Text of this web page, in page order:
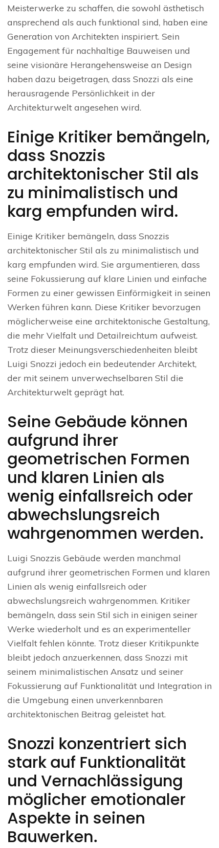
Meisterwerke zu schaffen, die sowohl ästhetisch
ansprechend als auch funktional sind, haben eine
Generation von Architekten inspiriert. Sein
Engagement für nachhaltige Bauweisen und
seine visionäre Herangehensweise an Design
haben dazu beigetragen, dass Snozzi als eine
herausragende Persönlichkeit in der
Architekturwelt angesehen wird.
Einige Kritiker bemängeln,
dass Snozzis
architektonischer Stil als
zu minimalistisch und
karg empfunden wird.
Einige Kritiker bemängeln, dass Snozzis
architektonischer Stil als zu minimalistisch und
karg empfunden wird. Sie argumentieren, dass
seine Fokussierung auf klare Linien und einfache
Formen zu einer gewissen Einförmigkeit in seinen
Werken führen kann. Diese Kritiker bevorzugen
möglicherweise eine architektonische Gestaltung,
die mehr Vielfalt und Detailreichtum aufweist.
Trotz dieser Meinungsverschiedenheiten bleibt
Luigi Snozzi jedoch ein bedeutender Architekt,
der mit seinem unverwechselbaren Stil die
Architekturwelt geprägt hat.
Seine Gebäude können
aufgrund ihrer
geometrischen Formen
und klaren Linien als
wenig einfallsreich oder
abwechslungsreich
wahrgenommen werden.
Luigi Snozzis Gebäude werden manchmal
aufgrund ihrer geometrischen Formen und klaren
Linien als wenig einfallsreich oder
abwechslungsreich wahrgenommen. Kritiker
bemängeln, dass sein Stil sich in einigen seiner
Werke wiederholt und es an experimenteller
Vielfalt fehlen könnte. Trotz dieser Kritikpunkte
bleibt jedoch anzuerkennen, dass Snozzi mit
seinem minimalistischen Ansatz und seiner
Fokussierung auf Funktionalität und Integration in
die Umgebung einen unverkennbaren
architektonischen Beitrag geleistet hat.
Snozzi konzentriert sich
stark auf Funktionalität
und Vernachlässigung
möglicher emotionaler
Aspekte in seinen
Bauwerken.